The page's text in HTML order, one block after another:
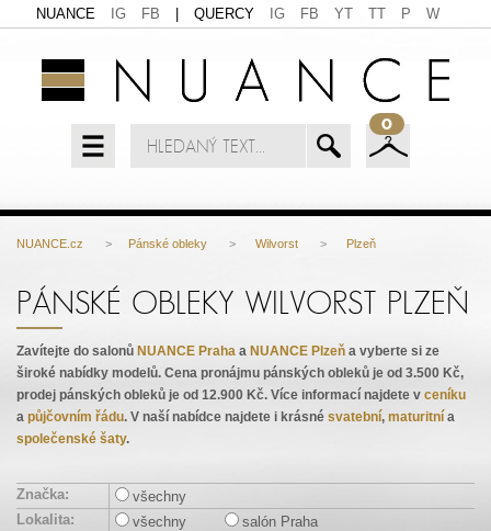
NUANCE IG FB QUERCY IG FB YT TT P W
0
NUANCE.cz > Pánské obleky > Wilvorst > Plzeň
PÁNSKÉ OBLEKY WILVORST PLZEŇ
Zavítejte do salonů NUANCE Praha a NUANCE Plzeň a vyberte si ze
široké nabídky modelů. Cena pronájmu pánských obleků je od 3.500 Kč,
prodej pánských obleků je od 12.900 Kč. Více informací najdete v ceníku
a půjčovním řádu. V naší nabídce najdete i krásné svatební, maturitní a
společenské šaty.
Značka:
všechny
Lokalita:
všechny
salón Praha